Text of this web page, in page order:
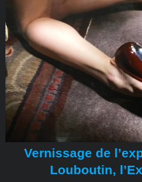
Vernissage de
Louboutin,